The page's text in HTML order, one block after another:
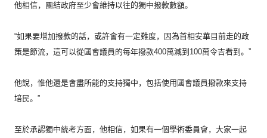
他相信，團結政府至少會維持以往的獨中撥款數額。
“如果要增加撥款的話，或許會有一定難度，
因為首相安華目前走的政
策是節流， 這可以從國會議員的每年撥款400萬減到100萬令吉看到。”
他說，惟他還是會盡所能的支持獨中， 包括使用國會議員撥款來支持
培民。”
至於承認獨中統考方面，他相信，如果有一個學術委員會， 大家一起